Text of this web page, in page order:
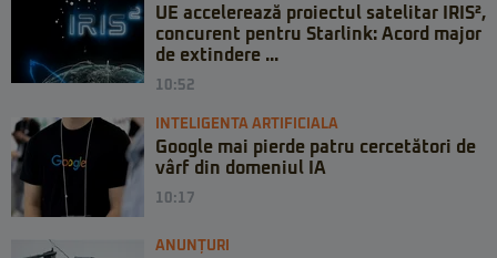
UE accelerează proiectul satelitar IRIS²,
concurent pentru Starlink: Acord major
de extindere ...
10:52
INTELIGENTA ARTIFICIALA
Google mai pierde patru cercetători de
vârf din domeniul IA
10:17
ANUNȚURI